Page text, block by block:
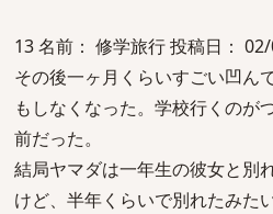
13 名前： 修学旅行 投稿日：
その後一ヶ月くらいすごい凹ん
もしなくなった。学校行くのが
前だった。
結局ヤマダは一年生の彼女と別
けど、半年くらいで別れたみた